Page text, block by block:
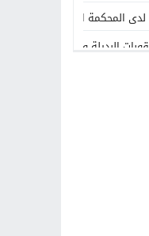
المحكمة الابتدائية بفاس
البديلة وتعزيز إعادة الإدماج